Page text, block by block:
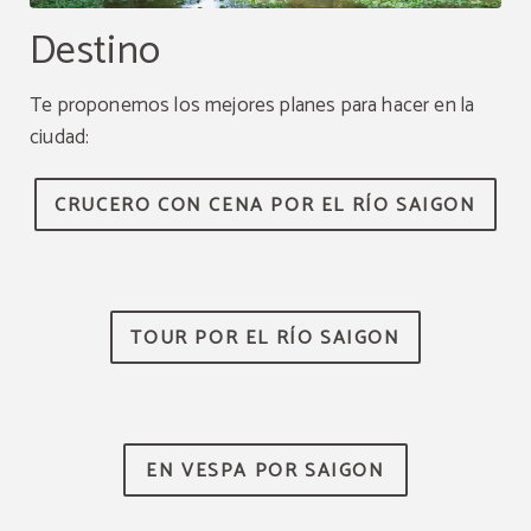
Destino
Te proponemos los mejores planes para hacer en la
ciudad:
CRUCERO CON CENA POR EL RÍO SAIGON
TOUR POR EL RÍO SAIGON
EN VESPA POR SAIGON
Ahorra hasta un 25%
mensual